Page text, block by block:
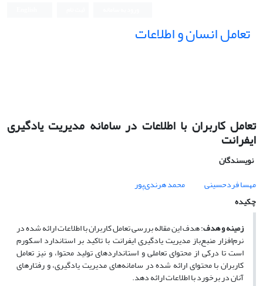
تعامل انسان و اطلاعات
تعامل کاربران با اطلاعات در سامانه مدیریت یادگیری
ایفرانت
نویسندگان
مهسا فردحسینی
محمد هرندی‌پور
چکیده
زمینه و هدف: هدف این مقاله بررسی تعامل کاربران با اطلاعات ارائه شده در
نرم‌افزار منبع‌باز مدیریت یادگیری ایفرانت با تاکید بر استاندارد اسکورم
است تا درکی از محتوای تعاملی و استانداردهای تولید محتوا، و نیز تعامل
کاربران با محتوای ارائه شده در سامانه‌های مدیریت یادگیری، و رفتارهای
آنان در برخورد با اطلاعات ارائه دهد.